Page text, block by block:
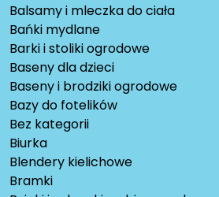
Balsamy i mleczka do ciała
Bańki mydlane
Barki i stoliki ogrodowe
Baseny dla dzieci
Baseny i brodziki ogrodowe
Bazy do fotelików
Bez kategorii
Biurka
Blendery kielichowe
Bramki